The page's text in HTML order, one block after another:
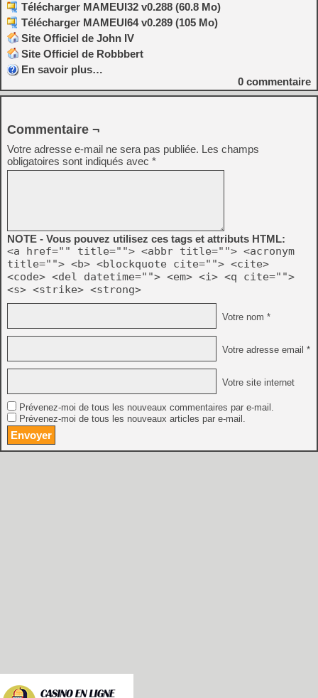
Télécharger MAMEUI32 v0.288 (60.8 Mo)
Télécharger MAMEUI64 v0.289 (105 Mo)
Site Officiel de John IV
Site Officiel de Robbbert
En savoir plus…
0 commentaire
Commentaire ¬
Votre adresse e-mail ne sera pas publiée. Les champs
obligatoires sont indiqués avec *
NOTE - Vous pouvez utilisez ces tags et attributs HTML:
<a href="" title=""> <abbr title=""> <acronym
title=""> <b> <blockquote cite=""> <cite>
<code> <del datetime=""> <em> <i> <q cite="">
<s> <strike> <strong>
Votre nom *
Votre adresse email *
Votre site internet
Prévenez-moi de tous les nouveaux commentaires par e-mail.
Prévenez-moi de tous les nouveaux articles par e-mail.